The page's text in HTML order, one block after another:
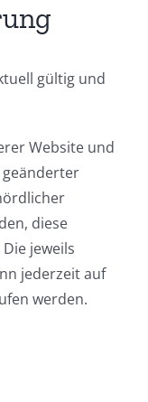
gültig und
Website und
diese
jeweils
jederzeit auf
werden.